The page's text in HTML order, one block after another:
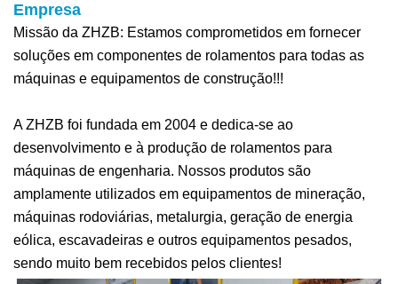
Empresa
Missão da ZHZB: Estamos comprometidos em fornecer
soluções em componentes de rolamentos para todas as
máquinas e equipamentos de construção!!!
A ZHZB foi fundada em 2004 e dedica-se ao
desenvolvimento e à produção de rolamentos para
máquinas de engenharia. Nossos produtos são
amplamente utilizados em equipamentos de mineração,
máquinas rodoviárias, metalurgia, geração de energia
eólica, escavadeiras e outros equipamentos pesados,
sendo muito bem recebidos pelos clientes!